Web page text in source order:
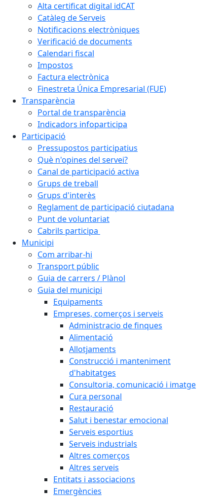
Alta certificat digital idCAT
Catàleg de Serveis
Notificacions electròniques
Verificació de documents
Calendari fiscal
Impostos
Factura electrònica
Finestreta Única Empresarial (FUE)
Transparència
Portal de transparència
Indicadors infoparticipa
Participació
Pressupostos participatius
Què n'opines del servei?
Canal de participació activa
Grups de treball
Grups d'interès
Reglament de participació ciutadana
Punt de voluntariat
Cabrils participa
Municipi
Com arribar-hi
Transport públic
Guia de carrers / Plànol
Guia del municipi
Equipaments
Empreses, comerços i serveis
Administracio de finques
Alimentació
Allotjaments
Construcció i manteniment
d'habitatges
Consultoria, comunicació i imatge
Cura personal
Restauració
Salut i benestar emocional
Serveis esportius
Serveis industrials
Altres comerços
Altres serveis
Entitats i associacions
Emergències